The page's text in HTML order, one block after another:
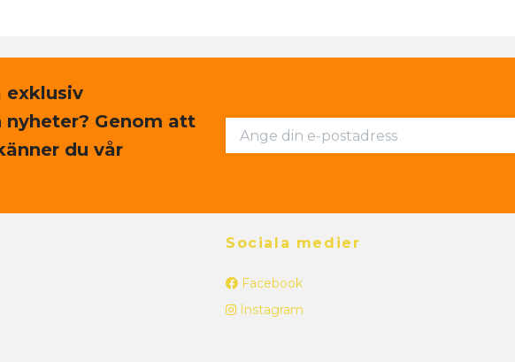
exklusiv
Genom att
du vår
Sociala medier
Facebook
Instagram